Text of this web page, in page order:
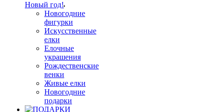
Новый год!
Новогодние
фигурки
Искусственные
елки
Елочные
украшения
Рождественские
венки
Живые елки
Новогодние
подарки